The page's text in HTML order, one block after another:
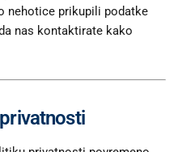
nehotice prikupili podatke
nas kontaktirate kako